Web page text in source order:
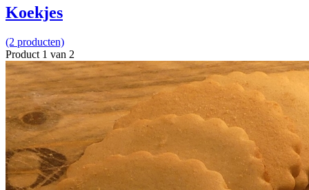
Koekjes
(2 producten)
Product 1 van 2